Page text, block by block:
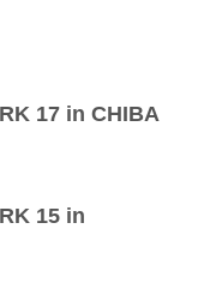
17 in CHIBA
15 in